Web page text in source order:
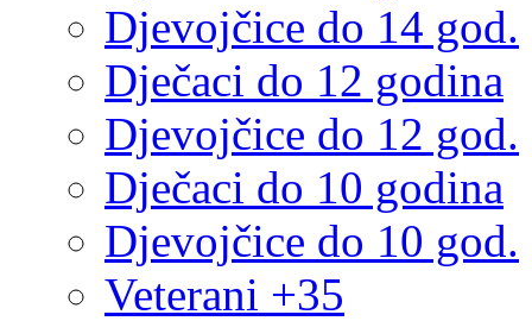
Djevojčice do 14 god.
Dječaci do 12 godina
Djevojčice do 12 god.
Dječaci do 10 godina
Djevojčice do 10 god.
Veterani +35